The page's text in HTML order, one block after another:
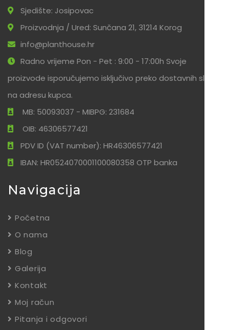
Sjedište: Josipovac
Proizvodnja / Ured: Sunčana 21, 31214 Korog
info@planthouse.hr
Radno vrijeme Pon - Pet : 9:00 - 17:00h Svoje
proizvode isporučujemo isključivo preko dostavnih službi
na adresu kupca.
MB: 50093037 - MIBPG: 231684
OIB: 46306577421
PDV ID (VAT number): HR46306577421
IBAN: HR0524070001100080358 OTP banka
Navigacija
Početna
O nama
Blog
Galerija
Kontakt
Moj račun
Pitanja i odgovori